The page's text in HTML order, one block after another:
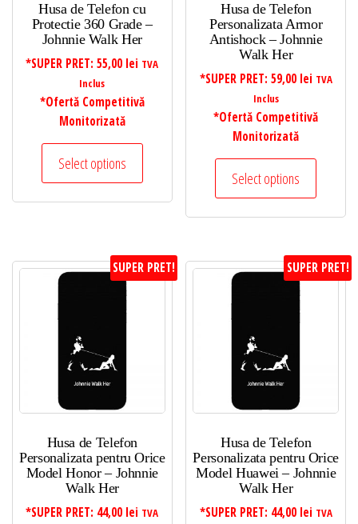
Husa de Telefon cu
Protectie 360 Grade –
Johnnie Walk Her
*SUPER PRET:55,00 lei TVA
Inclus
*Ofertă Competitivă
Monitorizată
Select options
Husa de Telefon
Personalizata Armor
Antishock – Johnnie
Walk Her
*SUPER PRET: 59,00 lei TVA
Inclus
*Ofertă Competitivă
Monitorizată
Select options
SUPER PRET!
Husa de Telefon
Personalizata pentru Orice
Model Honor – Johnnie
Walk Her
*SUPER PRET: 44,00 lei TVA
SUPER PRET!
Husa de Telefon
Personalizata pentru Orice
Model Huawei – Johnnie
Walk Her
*SUPER PRET: 44,00 lei TVA